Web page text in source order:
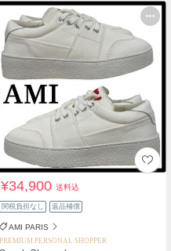
¥34,900送料込
関税負担なし 返品補償
AMI PARIS
PREMIUM PERSONAL SHOPPER